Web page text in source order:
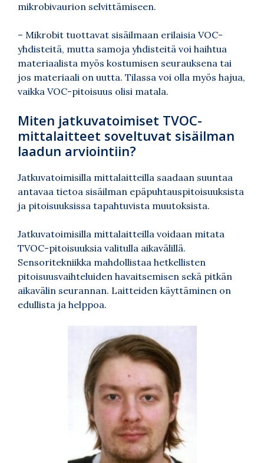
mikrobivaurion selvittämiseen.
– Mikrobit tuottavat sisäilmaan erilaisia VOC-
yhdisteitä, mutta samoja yhdisteitä voi haihtua
materiaalista myös kostumisen seurauksena tai
jos materiaali on uutta. Tilassa voi olla myös hajua,
vaikka VOC-pitoisuus olisi matala.
Miten jatkuvatoimiset TVOC-
mittalaitteet soveltuvat sisäilman
laadun arviointiin?
Jatkuvatoimisilla mittalaitteilla saadaan suuntaa
antavaa tietoa sisäilman epäpuhtauspitoisuuksista
ja pitoisuuksissa tapahtuvista muutoksista.
Jatkuvatoimisilla mittalaitteilla voidaan mitata
TVOC-pitoisuuksia valitulla aikavälillä.
Sensoritekniikka mahdollistaa hetkellisten
pitoisuusvaihteluiden havaitsemisen sekä pitkän
aikavälin seurannan. Laitteiden käyttäminen on
edullista ja helppoa.